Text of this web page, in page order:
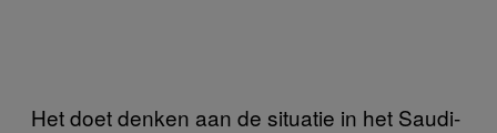
Het doet denken aan de situatie in het Saudi-